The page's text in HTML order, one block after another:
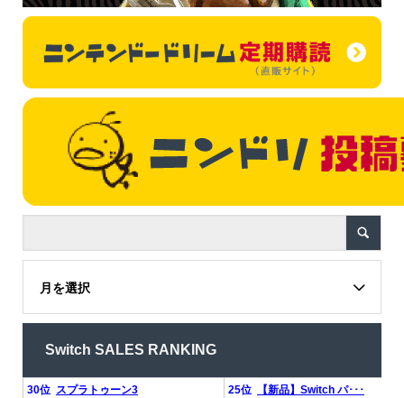
月を選択
Switch SALES RANKING